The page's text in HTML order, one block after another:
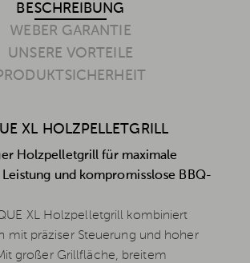
BESCHREIBUNG
WEBER GARANTIE
UNSERE VORTEILE
XL HOLZPELLETGRILL
Holzpelletgrill für maximale
und kompromisslose BBQ-
XL Holzpelletgrill kombiniert
mit präziser Steuerung und hoher
großer Grillfläche, breitem